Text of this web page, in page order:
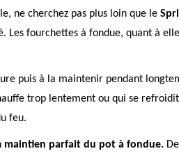
ne cherchez pas plus loin que le
fourchettes à fondue, quant à
puis à la maintenir pendant
trop lentement ou qui se
feu.
maintien parfait du pot à fondue.